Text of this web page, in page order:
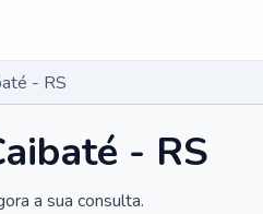
- RS
- RS
a sua consulta.